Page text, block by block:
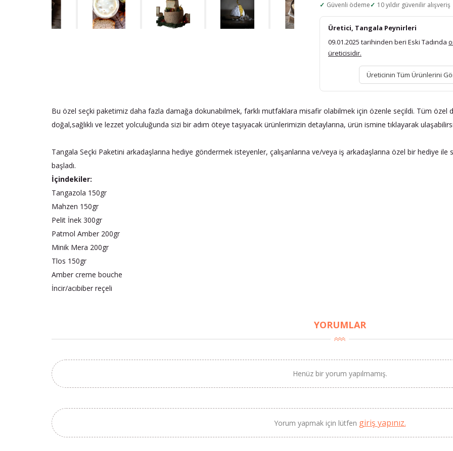
Güvenli ödeme 10 yıldır güvenilir alışveriş
Üretici, Tangala Peynirleri
09.01.2025 tarihinden beri Eski Tadında
üreticisidir.
Üreticinin Tüm Ürünlerini
Bu özel seçki paketimiz daha fazla damağa dokunabilmek, farklı mutfaklara misafir olabilmek için özenle seçildi. Tüm özel
doğal,sağlıklı ve lezzet yolculuğunda sizi bir adım öteye taşıyacak ürünlerimizin detaylarına, ürün ismine tıklayarak
Tangala Seçki Paketini arkadaşlarına hediye göndermek isteyenler, çalışanlarına ve/veya iş arkadaşlarına özel bir hediye ile
başladı.
İçindekiler:
Tangazola 150gr
Mahzen 150gr
Pelit İnek 300gr
Patmol Amber 200gr
Minik Mera 200gr
Tlos 150gr
Amber creme bouche
İncir/acıbiber reçeli
YORUMLAR
Henüz bir yorum yapılmamış.
Yorum yapmak için lütfen giriş yapınız.
BU HAFTANIN PLANLI İNDİRİMİ
2690,00 TL
2071,30 TL
Kaan Olgun Hasat
Naturel Sızma Zeytinyağı